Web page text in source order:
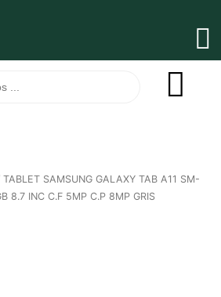
TABLET SAMSUNG GALAXY TAB A11 SM-
8.7 INC C.F 5MP C.P 8MP GRIS